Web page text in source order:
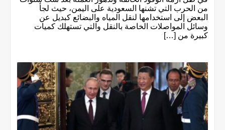
من الحرب التي تشنها السعودية على اليمن، حيث لجأ
البعض إلى استخدامها لنقل المياه والبضائع كبديل عن
وسائل المواصلات الخاصة بالنقل والتي تستهلك كميات
كبيرة من […]